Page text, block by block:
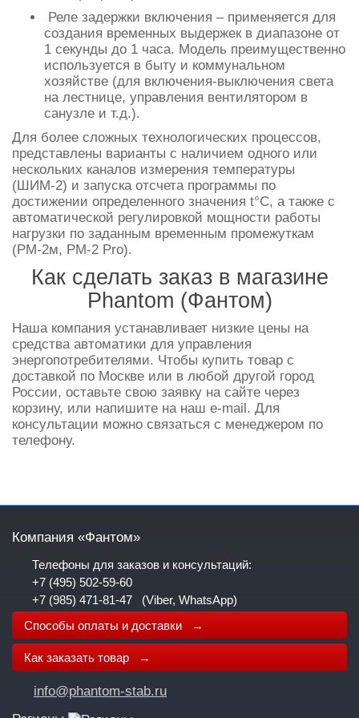
Реле задержки включения – применяется для
создания временных выдержек в диапазоне от
1 секунды до 1 часа. Модель преимущественно
используется в быту и коммунальном
хозяйстве (для включения-выключения света
на лестнице, управления вентилятором в
санузле и т.д.).
Для более сложных технологических процессов,
представлены варианты с наличием одного или
нескольких каналов измерения температуры
(ШИМ-2) и запуска отсчета программы по
достижении определенного значения t°С, а также с
автоматической регулировкой мощности работы
нагрузки по заданным временным промежуткам
(РМ-2м, РМ-2 Pro).
Как сделать заказ в магазине
Phantom (Фантом)
Наша компания устанавливает низкие цены на
средства автоматики для управления
энергопотребителями. Чтобы купить товар с
доставкой по Москве или в любой другой город
России, оставьте свою заявку на сайте через
корзину, или напишите на наш e-mail. Для
консультации можно связаться с менеджером по
телефону.
Компания «Фантом»
Телефоны для заказов и консультаций:
+7 (495) 502-59-60
+7 (985) 471-81-47 (Viber, WhatsApp)
Способы оплаты и доставки →
Как заказать товар →
info@phantom-stab.ru